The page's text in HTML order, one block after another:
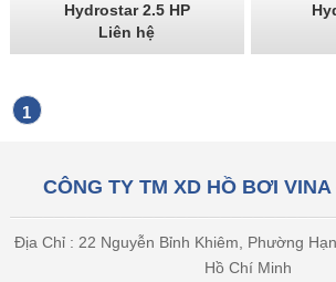
Hydrostar 2.5 HP
Liên hệ
1
CÔNG TY TM XD HỒ BƠI
Địa Chỉ : 22 Nguyễn Bỉnh Khiêm, Phường
Hồ Chí Minh